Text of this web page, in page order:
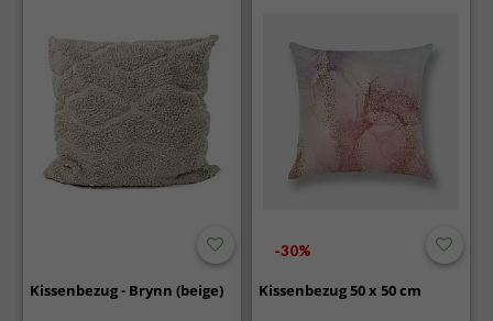
Kissenbezug - Brynn (beige)
-30%
Kissenbezug 50 x 50 cm